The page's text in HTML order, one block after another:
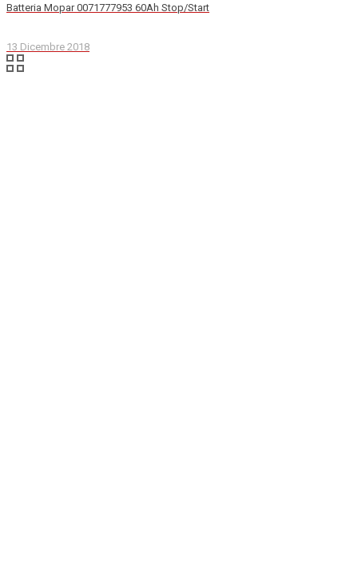
Batteria Mopar 0071777953 60Ah Stop/Start
13 Dicembre 2018